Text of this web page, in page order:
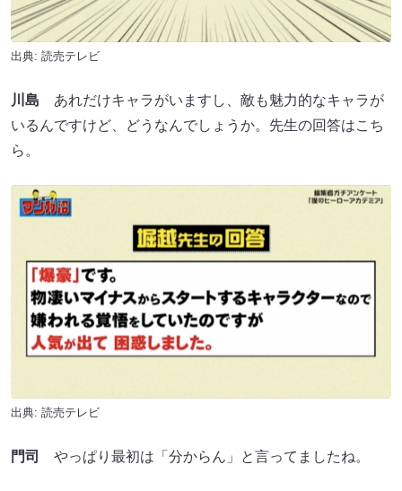
出典: 読売テレビ
川島 あれだけキャラがいますし、敵も魅力的なキャラが
いるんですけど、どうなんでしょうか。先生の回答はこち
ら。
出典: 読売テレビ
門司 やっぱり最初は「分からん」と言ってましたね。